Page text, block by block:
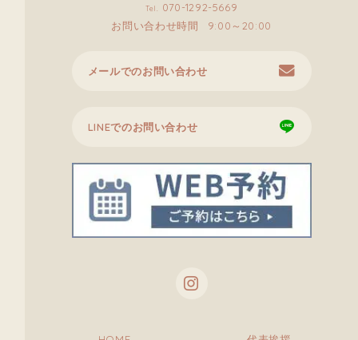
Tel.
070-1292-5669
お問い合わせ時間
9:00～20:00
メールでのお問い合わせ
LINEでのお問い合わせ